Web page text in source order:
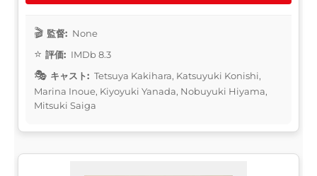
監督: None
評価: IMDb 8.3
キャスト: Tetsuya Kakihara, Katsuyuki Konishi,
Marina Inoue, Kiyoyuki Yanada, Nobuyuki Hiyama,
Mitsuki Saiga